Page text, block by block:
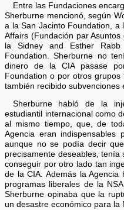
Entre las Fundaciones
Sherburne mencionó, según
a la San Jacinto Foundation, a
Affairs (Fundación par
la Sidney and Esther
Foundation. Sherburne no
dinero de la CIA pasase
Foundation o por otros
también recibido subvenciones
Sherburne habló de la
estudiantil internacional como
al mismo tiempo, que, de
Agencia eran indispensables
aunque no se podía decir
precisamente deseables, tenía
conseguir por otro lado tan
de la CIA. Además la
programas liberales de la
Sherburne opinaba que la
un desastre económico para la